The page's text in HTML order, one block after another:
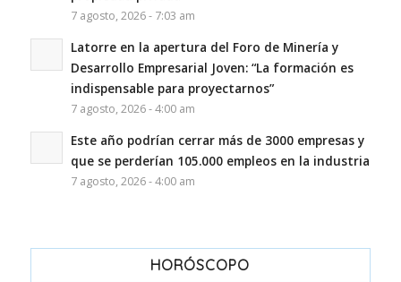
7 agosto, 2026 - 7:03 am
Latorre en la apertura del Foro de Minería y
Desarrollo Empresarial Joven: “La formación es
indispensable para proyectarnos”
7 agosto, 2026 - 4:00 am
Este año podrían cerrar más de 3000 empresas y
que se perderían 105.000 empleos en la industria
7 agosto, 2026 - 4:00 am
HORÓSCOPO